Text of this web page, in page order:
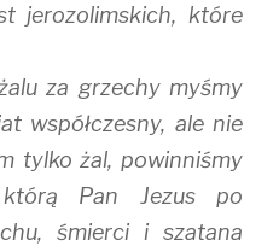
jerozolimskich, które
za grzechy myśmy
współczesny, ale nie
tylko żal, powinniśmy
Pan Jezus po
śmierci i szatana